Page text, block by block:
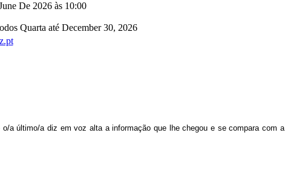
De 2026 às 10:00
Quarta até December 30, 2026
a último/a diz em voz alta a informação que lhe chegou e se compara com a